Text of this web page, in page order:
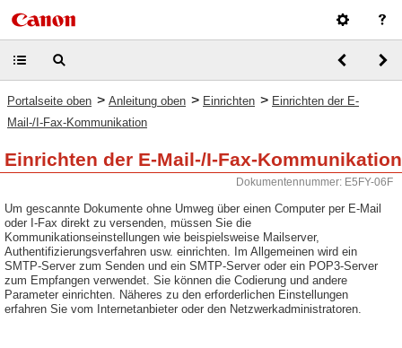
Portalseite oben > Anleitung oben > Einrichten > Einrichten der E-
Mail-/I-Fax-Kommunikation
Einrichten der E-Mail-/I-Fax-Kommunikation
Dokumentennummer: E5FY-06F
Um gescannte Dokumente ohne Umweg über einen Computer per E-Mail
oder I-Fax direkt zu versenden, müssen Sie die
Kommunikationseinstellungen wie beispielsweise Mailserver,
Authentifizierungsverfahren usw. einrichten. Im Allgemeinen wird ein
SMTP-Server zum Senden und ein SMTP-Server oder ein POP3-Server
zum Empfangen verwendet. Sie können die Codierung und andere
Parameter einrichten. Näheres zu den erforderlichen Einstellungen
erfahren Sie vom Internetanbieter oder den Netzwerkadministratoren.